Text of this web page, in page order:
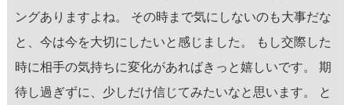
ングありますよね。 その時まで気にしないのも大事だな
と、今は今を大切にしたいと感じました。 もし交際した
時に相手の気持ちに変化があればきっと嬉しいです。 期
待し過ぎずに、少しだけ信じてみたいなと思います。 と